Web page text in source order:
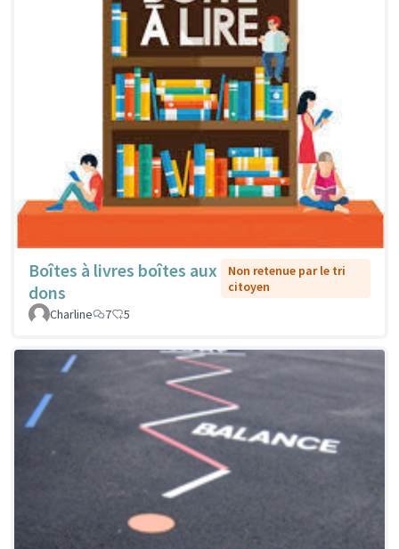
Boîtes à livres boîtes aux
dons
Non retenue par le tri
citoyen
Charline
7 5